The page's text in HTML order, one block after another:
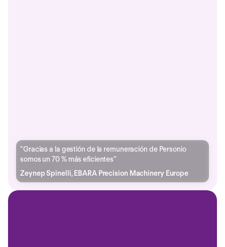
"Gracias a la gestión de la remuneración de Personio
somos un 70 % más eficientes”
Zeynep Spinelli, EBARA Precision Machinery Europe